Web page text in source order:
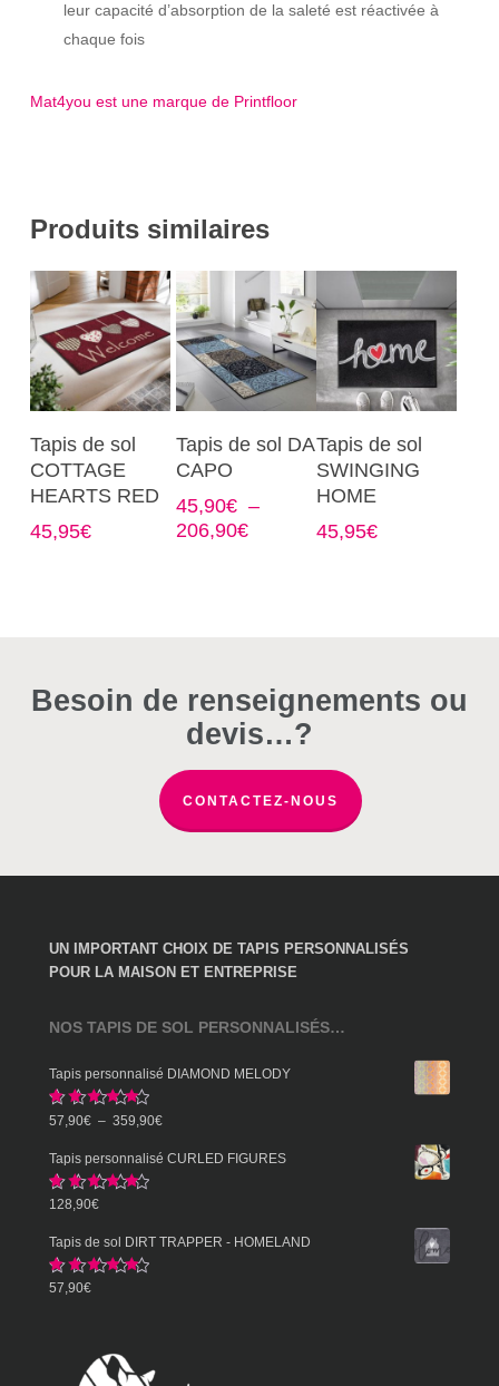
leur capacité d’absorption de la saleté est réactivée à
chaque fois
Mat4you est une marque de Printfloor
Produits similaires
Choix Des
Options
produit
a
variations.
choisies
sur
Tapis de sol
COTTAGE
HEARTS RED
45,95€
Choix Des
Options
produit
a
plusieurs
variations.
sur
la
page
du
produit
Tapis de sol DA
CAPO
45,90€ –
206,90€Plage
Choix Des
Options
produit
a
variations.
sur
page
du
produit
Tapis de sol
SWINGING
HOME
45,95€
Besoin de renseignements ou
devis…?
CONTACTEZ-NOUS
UN IMPORTANT CHOIX DE TAPIS PERSONNALISÉS
POUR LA MAISON ET ENTREPRISE
NOS TAPIS DE SOL PERSONNALISÉS…
Tapis personnalisé DIAMOND MELODY
Note 5.00
sur 5
57,90€ – 359,90€Plage
à
Tapis personnalisé CURLED FIGURES
Note
sur 5
128,90€
Tapis de sol DIRT TRAPPER - HOMELAND
Note
sur 5
57,90€